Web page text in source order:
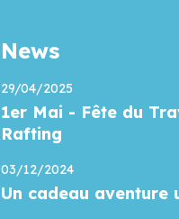
News
29/04/2025
1er Mai - Fête du
Rafting
03/12/2024
Un cadeau aventure